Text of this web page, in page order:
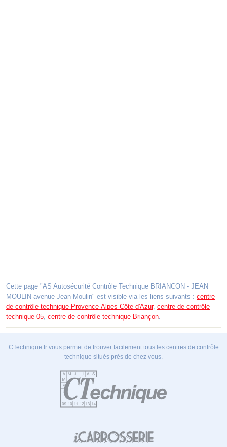
Cette page "AS Autosécurité Contrôle Technique BRIANCON - JEAN
MOULIN avenue Jean Moulin" est visible via les liens suivants : centre
de contrôle technique Provence-Alpes-Côte d'Azur, centre de contrôle
technique 05, centre de contrôle technique Briançon.
CTechnique.fr vous permet de trouver facilement tous les centres de contrôle
technique situés près de chez vous.